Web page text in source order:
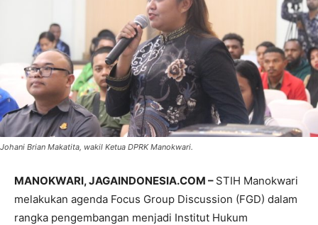
Johani Brian Makatita, wakil Ketua DPRK Manokwari.
MANOKWARI, JAGAINDONESIA.COM – STIH Manokwari
melakukan agenda Focus Group Discussion (FGD) dalam
rangka pengembangan menjadi Institut Hukum